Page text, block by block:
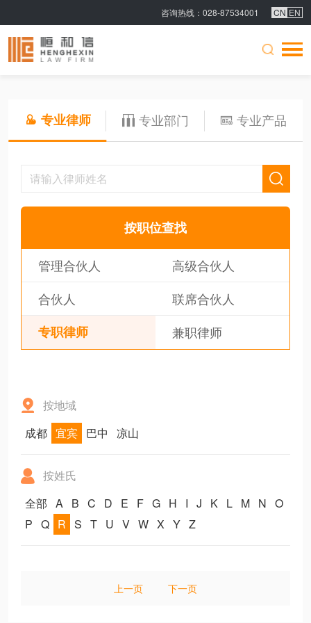
咨询热线 ：028-87534001 CN EN
专业律师 专业部门 专业产品
按职位查找
管理合伙人
高级合伙人
合伙人
联席合伙人
专职律师
兼职律师
按地域
成都 宜宾 巴中 凉山
按姓氏
全部 A B C D E F G H I J K L M N O
P Q R S T U V W X Y Z
上一页 下一页